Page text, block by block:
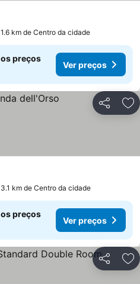
km de Centro da cidade
preços
Ver preços
Partilhar
km de Centro da cidade
preços
Ver preços
Partilhar